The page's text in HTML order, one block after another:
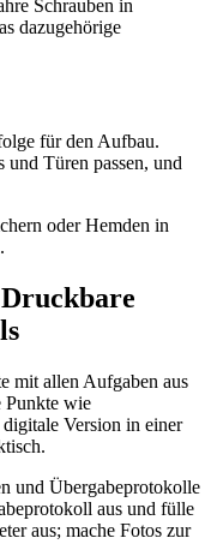
Schrauben in
dazugehörige
für den Aufbau.
Türen passen, und
oder Hemden in
mit allen Aufgaben aus
Punkte wie
Version in einer
und Übergabeprotokolle
aus und fülle
aus; mache Fotos zur